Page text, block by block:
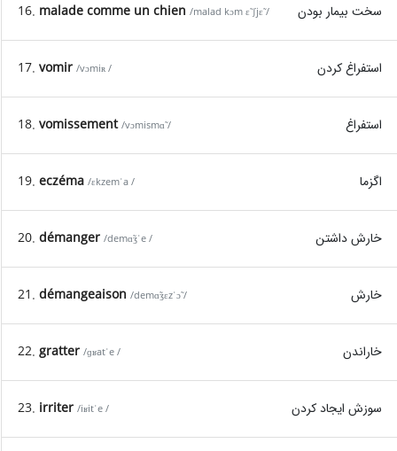
16. malade comme un chien /malad kɔm ɛ̃ ʃjɛ̃ / سخت بیمار بودن
17. vomir /vɔmiʀ / استفراغ کردن
18. vomissement /vɔmismɑ̃ / استفراغ
19. eczéma /ɛkzemˈa / اگزما
20. démanger /demɑ̃ʒˈe / خارش داشتن
21. démangeaison /demɑ̃ʒɛzˈɔ̃ / خارش
22. gratter /ɡʁatˈe / خاراندن
23. irriter /iʁitˈe / سوزش ایجاد کردن